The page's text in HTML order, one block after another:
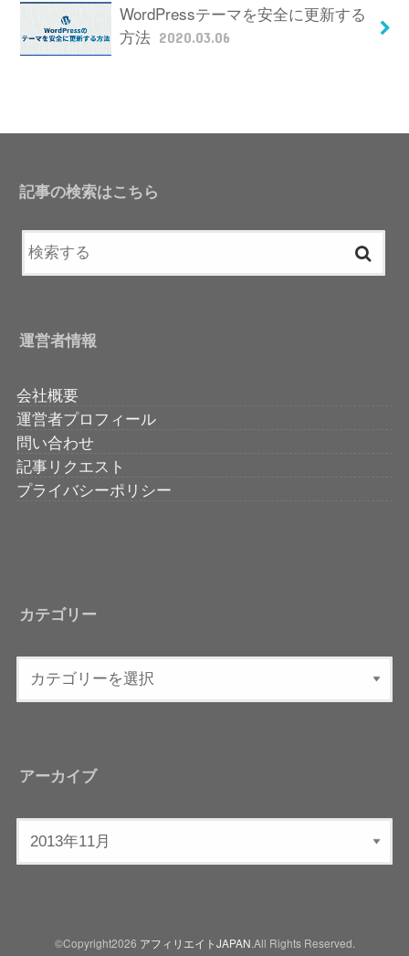
WordPressテーマを安全に更新する
方法 2020.03.06
記事の検索はこちら
運営者情報
会社概要
運営者プロフィール
問い合わせ
記事リクエスト
プライバシーポリシー
カテゴリー
アーカイブ
©Copyright2026 アフィリエイトJAPAN.All Rights Reserved.